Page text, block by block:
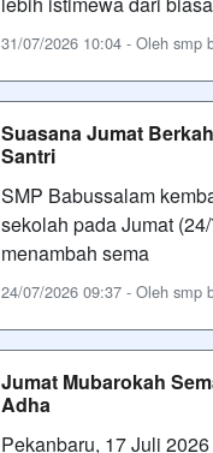
31/07/2026 10:04 - Oleh smp
Suasana Jumat
Santri
SMP Babussalam
sekolah pada Jumat
menambah sema
24/07/2026 09:37 - Oleh smp
Jumat Mubarokah
Adha
Pekanbaru, 17 Juli